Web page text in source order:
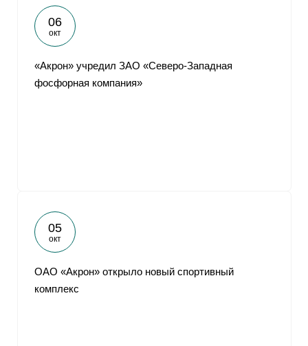
06
окт
«Акрон» учредил ЗАО «Северо-Западная
фосфорная компания»
05
окт
ОАО «Акрон» открыло новый спортивный
комплекс